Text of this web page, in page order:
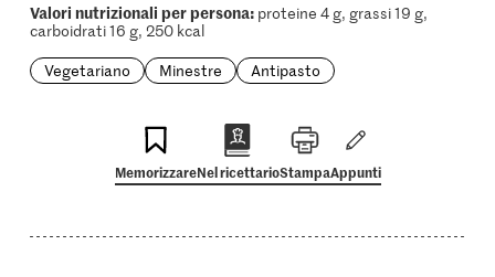
Valori nutrizionali per persona:proteine 4 g, grassi 19 g,
carboidrati 16 g, 250 kcal
Vegetariano
Minestre Antipasto
MemorizzareNel ricettarioStampaAppunti